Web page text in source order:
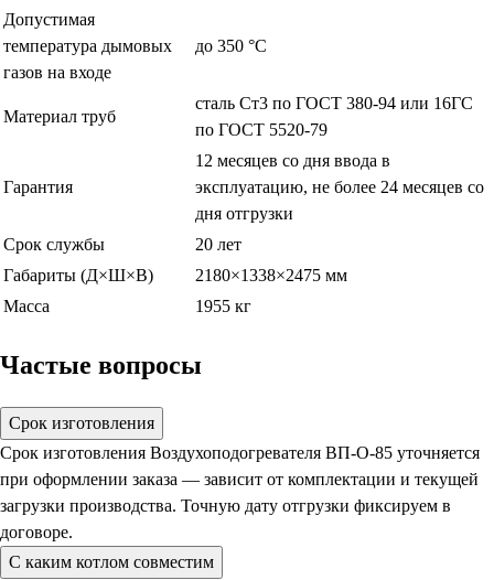
Допустимая
температура дымовых
газов на входе
до 350 °C
Материал труб
сталь Ст3 по ГОСТ 380-94 или 16ГС
по ГОСТ 5520-79
Гарантия
12 месяцев со дня ввода в
эксплуатацию, не более 24 месяцев со
дня отгрузки
Срок службы
20 лет
Габариты (Д×Ш×В)
2180×1338×2475 мм
Масса
1955 кг
Частые вопросы
Срок изготовления
Срок изготовления Воздухоподогревателя ВП-О-85 уточняется
при оформлении заказа — зависит от комплектации и текущей
загрузки производства. Точную дату отгрузки фиксируем в
договоре.
С каким котлом совместим